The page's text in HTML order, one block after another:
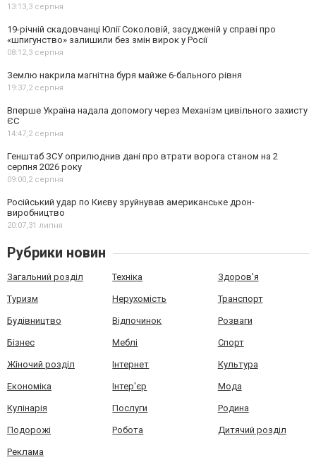
13:13,3 серпня
19-річній скадовчанці Юлії Соколовій, засудженій у справі про
«шпигунство» залишили без змін вирок у Росії
08:12,3 серпня
Землю накрила магнітна буря майже 6-бального рівня
19:37,2 серпня
Вперше Україна надала допомогу через Механізм цивільного захисту
ЄС
14:47,2 серпня
Генштаб ЗСУ оприлюднив дані про втрати ворога станом на 2
серпня 2026 року
09:00,2 серпня
Російський удар по Києву зруйнував американське дрон-
виробництво
20:07,31 липня
Рубрики новин
Загальний розділ Техніка Здоров'я
Туризм Нерухомість Транспорт
Будівництво Відпочинок Розваги
Бізнес Меблі Спорт
Жіночий розділ Інтернет Культура
Економіка Інтер'єр Мода
Кулінарія Послуги Родина
Подорожі Робота Дитячий розділ
Реклама